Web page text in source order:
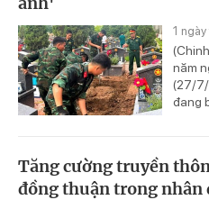
1
năm
(27/7/
đang
Tăng cường truyền
đồng thuận trong nhân